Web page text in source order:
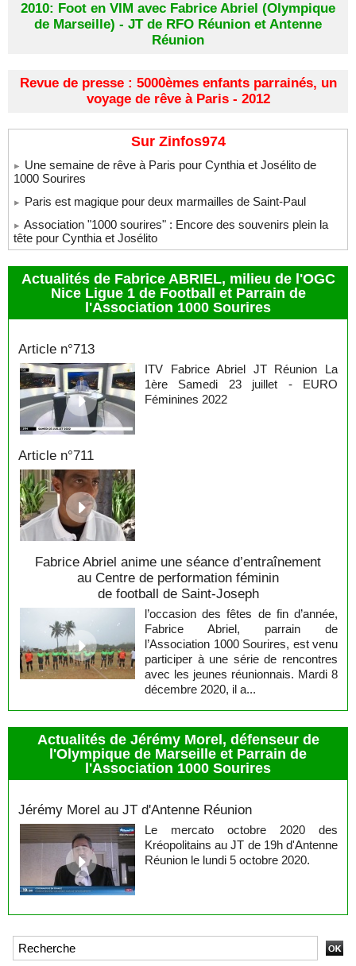
2010: Foot en VIM avec Fabrice Abriel (Olympique
de Marseille) - JT de RFO Réunion et Antenne
Réunion
Revue de presse : 5000èmes enfants parrainés, un
voyage de rêve à Paris - 2012
Sur Zinfos974
Une semaine de rêve à Paris pour Cynthia et Josélito de
1000 Sourires
Paris est magique pour deux marmailles de Saint-Paul
Association "1000 sourires" : Encore des souvenirs plein la
tête pour Cynthia et Josélito
Actualités de Fabrice ABRIEL, milieu de l'OGC
Nice Ligue 1 de Football et Parrain de
l'Association 1000 Sourires
Article n°713
ITV Fabrice Abriel JT Réunion La
1ère Samedi 23 juillet - EURO
Féminines 2022
Article n°711
Fabrice Abriel anime une séance d’entraînement
au Centre de performation féminin
de football de Saint-Joseph
l’occasion des fêtes de fin d’année,
Fabrice Abriel, parrain de
l’Association 1000 Sourires, est venu
participer à une série de rencontres
avec les jeunes réunionnais. Mardi 8
décembre 2020, il a...
Actualités de Jérémy Morel, défenseur de
l'Olympique de Marseille et Parrain de
l'Association 1000 Sourires
Jérémy Morel au JT d'Antenne Réunion
Le mercato octobre 2020 des
Kréopolitains au JT de 19h d'Antenne
Réunion le lundi 5 octobre 2020.